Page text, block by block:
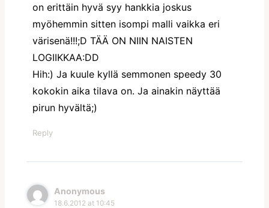
on erittäin hyvä syy hankkia joskus
myöhemmin sitten isompi malli vaikka eri
värisenä!!!;D TÄÄ ON NIIN NAISTEN
LOGIIKKAA:DD
Hih:) Ja kuule kyllä semmonen speedy 30
kokokin aika tilava on. Ja ainakin näyttää
pirun hyvältä;)
Reply
Anonymous
18.6.2012 at 10:45